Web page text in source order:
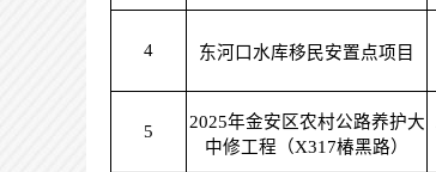
4 东河口水库移民安置点项目
5
2025年金安区农村公路养护大
中修工程（X317椿黑路）